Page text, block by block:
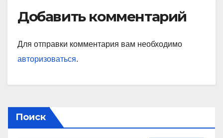
Добавить комментарий
Для отправки комментария вам необходимо
авторизоваться.
Поиск